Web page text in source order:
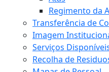
Regimento da
Transferência de
Imagem
Serviços
Recolha de